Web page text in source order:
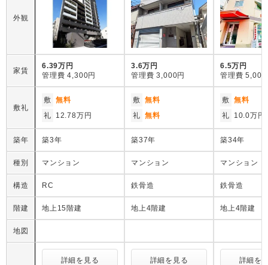
外観
家賃
6.39万円
管理費 4,300円
3.6万円
管理費 3,000円
6.5万円
管理費 5,000
敷礼
敷 無料
礼
12.78万円
敷 無料
礼 無料
敷 無料
礼
10.0万円
築年 築3年 築37年 築34年
種別 マンション マンション マンション
構造 RC 鉄骨造 鉄骨造
階建 地上15階建 地上4階建 地上4階建
地図
詳細を見る 詳細を見る 詳細を